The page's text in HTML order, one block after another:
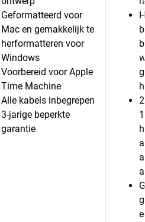
Geformatteerd voor
Mac en gemakkelijk te
herformatteren voor
Windows
Voorbereid voor Apple
Time Machine
Alle kabels inbegrepen
3-jarige beperkte
garantie